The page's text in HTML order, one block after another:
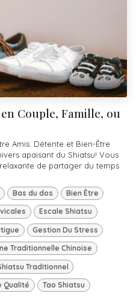
Couple, Famille, ou
Amis: Détente et Bien-Être
apaisant du Shiatsu! Vous
de partager du temps
Bas du dos Bien Être
Escale Shiatsu
Gestion Du Stress
Traditionnelle Chinoise
Traditionnel
Qualité Tao Shiatsu